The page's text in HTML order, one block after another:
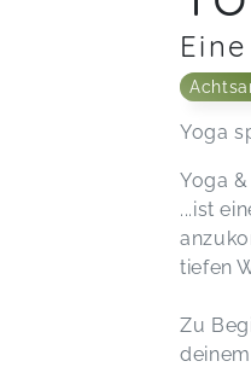
Yoga
Yoga
...ist
tiefen
Zu